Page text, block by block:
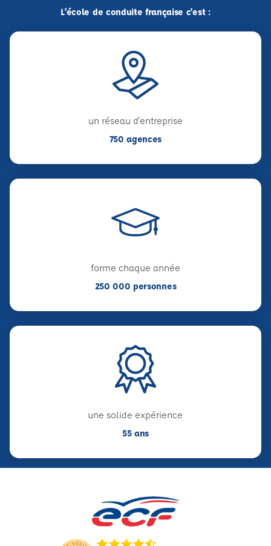
L'école de conduite française c'est :
un réseau d'entreprise
750 agences
forme chaque année
250 000 personnes
une solide expérience
55 ans